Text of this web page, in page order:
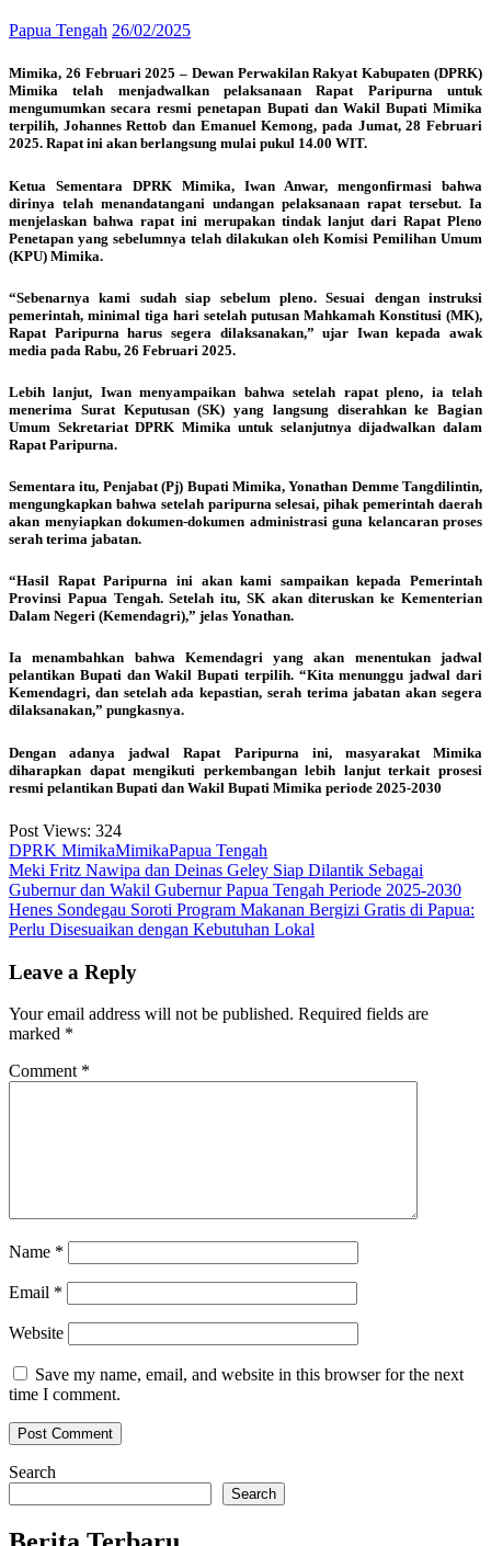
Papua Tengah 26/02/2025
Mimika, 26 Februari 2025 – Dewan Perwakilan Rakyat Kabupaten (DPRK)
Mimika telah menjadwalkan pelaksanaan Rapat Paripurna untuk
mengumumkan secara resmi penetapan Bupati dan Wakil Bupati Mimika
terpilih, Johannes Rettob dan Emanuel Kemong, pada Jumat, 28 Februari
2025. Rapat ini akan berlangsung mulai pukul 14.00 WIT.
Ketua Sementara DPRK Mimika, Iwan Anwar, mengonfirmasi bahwa
dirinya telah menandatangani undangan pelaksanaan rapat tersebut. Ia
menjelaskan bahwa rapat ini merupakan tindak lanjut dari Rapat Pleno
Penetapan yang sebelumnya telah dilakukan oleh Komisi Pemilihan Umum
(KPU) Mimika.
“Sebenarnya kami sudah siap sebelum pleno. Sesuai dengan instruksi
pemerintah, minimal tiga hari setelah putusan Mahkamah Konstitusi (MK),
Rapat Paripurna harus segera dilaksanakan,” ujar Iwan kepada awak
media pada Rabu, 26 Februari 2025.
Lebih lanjut, Iwan menyampaikan bahwa setelah rapat pleno, ia telah
menerima Surat Keputusan (SK) yang langsung diserahkan ke Bagian
Umum Sekretariat DPRK Mimika untuk selanjutnya dijadwalkan dalam
Rapat Paripurna.
Sementara itu, Penjabat (Pj) Bupati Mimika, Yonathan Demme Tangdilintin,
mengungkapkan bahwa setelah paripurna selesai, pihak pemerintah daerah
akan menyiapkan dokumen-dokumen administrasi guna kelancaran proses
serah terima jabatan.
“Hasil Rapat Paripurna ini akan kami sampaikan kepada Pemerintah
Provinsi Papua Tengah. Setelah itu, SK akan diteruskan ke Kementerian
Dalam Negeri (Kemendagri),” jelas Yonathan.
Ia menambahkan bahwa Kemendagri yang akan menentukan jadwal
pelantikan Bupati dan Wakil Bupati terpilih. “Kita menunggu jadwal dari
Kemendagri, dan setelah ada kepastian, serah terima jabatan akan segera
dilaksanakan,” pungkasnya.
Dengan adanya jadwal Rapat Paripurna ini, masyarakat Mimika
diharapkan dapat mengikuti perkembangan lebih lanjut terkait prosesi
resmi pelantikan Bupati dan Wakil Bupati Mimika periode 2025-2030
Post Views: 324
DPRK MimikaMimikaPapua Tengah
Post
navigation
Meki Fritz Nawipa dan Deinas Geley Siap Dilantik Sebagai
Gubernur dan Wakil Gubernur Papua Tengah Periode 2025-2030
Henes Sondegau Soroti Program Makanan Bergizi Gratis di Papua:
Perlu Disesuaikan dengan Kebutuhan Lokal
Leave a Reply
Your email address will not be published. Required fields are
marked *
Comment *
Name *
Email *
Website
Save my name, email, and website in this browser for the next
time I comment.
Search
Search